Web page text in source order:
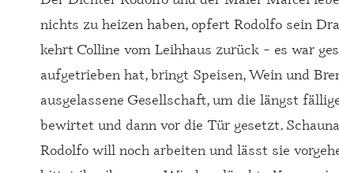
nichts zu heizen haben, opfert Rodolfo sein
kehrt Colline vom Leihhaus zurück – es war
aufgetrieben hat, bringt Speisen, Wein und
ausgelassene Gesellschaft, um die längst
bewirtet und dann vor die Tür gesetzt.
Rodolfo will noch arbeiten und lässt sie